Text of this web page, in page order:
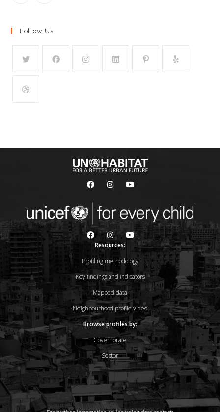
Follow Us
Resources:
Profiling methodology
Key findings and indicators
Mapped data
Neighbourhood profile video
Browse profiles by:
Governorate
Sector